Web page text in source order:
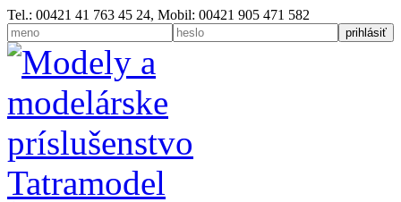
Tel.: 00421 41 763 45 24, Mobil: 00421 905 471 582